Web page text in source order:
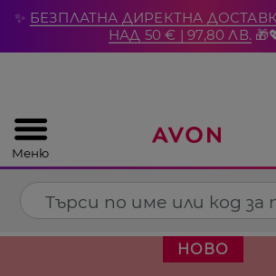
✨ БЕЗПЛАТНА ДИРЕКТНА
НАД 50 € | 97,80 ЛВ.
Меню
НОВО